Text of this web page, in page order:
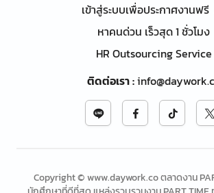
เข้าสู่ระบบเพื่อประกาศงานฟรี
หาคนด่วน เร็วสุด 1 ชั่วโมง
HR Outsourcing Service
ติดต่อเรา:
Copyright © www.daywork.co ตลาดงาน